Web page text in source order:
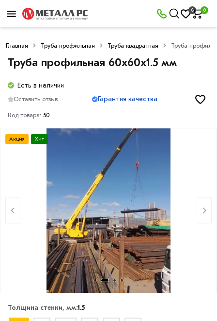
0 0
Главная Труба профильная Труба квадратная Труба
Труба профильная 60х60х1.5 мм
Есть в наличии
Оставить отзыв Гарантия качества
Код товара: 50
Акция Хит
Толщина стенки, мм:1.5